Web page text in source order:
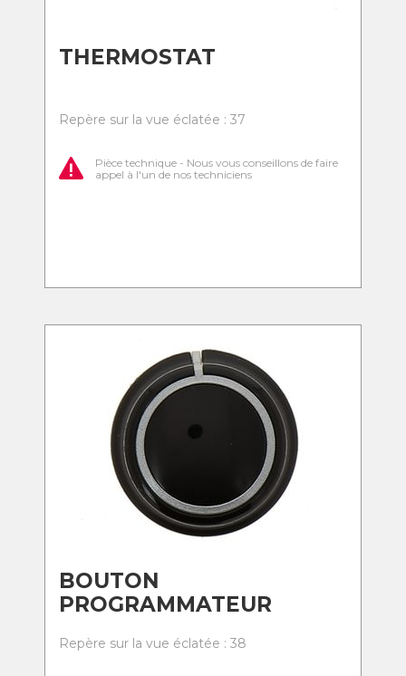
THERMOSTAT
Repère sur la vue éclatée : 37
Pièce technique - Nous vous conseillons de faire
appel à l'un de nos techniciens
BOUTON
PROGRAMMATEUR
Repère sur la vue éclatée : 38